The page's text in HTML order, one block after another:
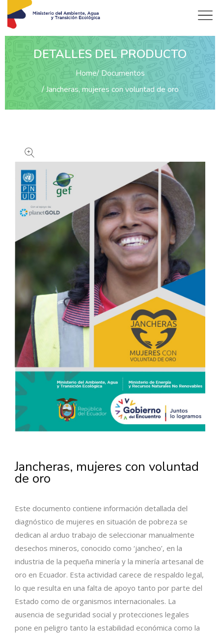
DETALLES DEL PRODUCTO
Home Documentos
Jancheras, mujeres con voluntad de oro
Jancheras, mujeres con voluntad
de oro
Este documento contiene información detallada del
diagnóstico de mujeres en situación de pobreza se
dedican al arduo trabajo de seleccionar manualmente
desechos mineros, conocido como ‘jancheo’, en la
industria de la pequeña minería y la minería artesanal de
oro en Ecuador. Esta actividad carece de respaldo legal,
lo que resulta en una falta de apoyo tanto por parte del
Estado como de organismos internacionales. La
ausencia de seguridad social y protecciones legales
pone en peligro tanto la estabilidad económica como la